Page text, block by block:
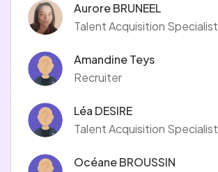
Aurore BRUNEEL
Talent Acquisition Specialist
Amandine Teys
Recruiter
Léa DESIRE
Talent Acquisition Specialist
Océane BROUSSIN